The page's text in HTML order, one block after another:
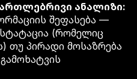
ანალიზი:
შეფასება —
(რომელიც
თუ პირადი მოსაზრება